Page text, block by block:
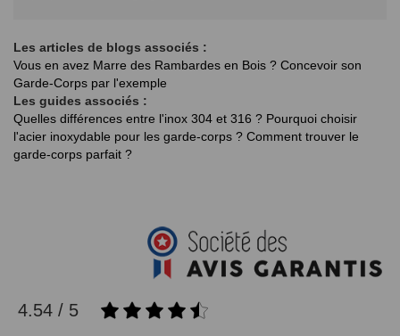
Les articles de blogs associés :
Vous en avez Marre des Rambardes en Bois ? Concevoir son
Garde-Corps par l'exemple
Les guides associés :
Quelles différences entre l'inox 304 et 316 ? Pourquoi choisir
l'acier inoxydable pour les garde-corps ? Comment trouver le
garde-corps parfait ?
4.54 / 5